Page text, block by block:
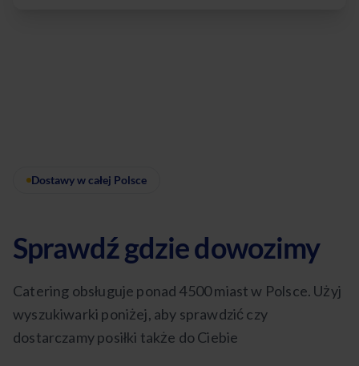
Dostawy w całej Polsce
Sprawdź gdzie dowozimy
Catering obsługuje ponad 4500 miast w Polsce. Użyj
wyszukiwarki poniżej, aby sprawdzić czy
dostarczamy posiłki także do Ciebie